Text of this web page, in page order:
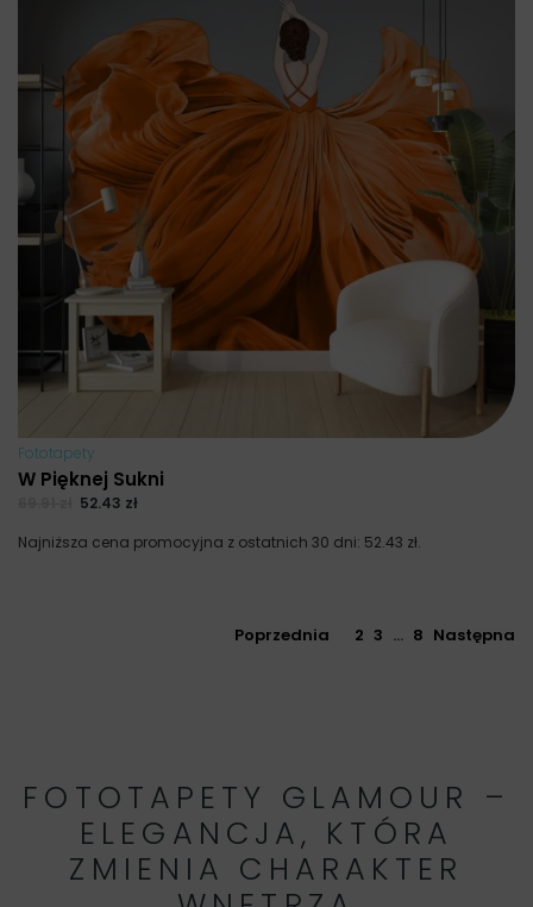
Fototapety
W Pięknej Sukni
52.43 zł
Najniższa cena promocyjna z ostatnich 30 dni: 52.43 zł.
Poprzednia 2 3 … 8 Następna
FOTOTAPETY GLAMOUR –
ELEGANCJA, KTÓRA
ZMIENIA CHARAKTER